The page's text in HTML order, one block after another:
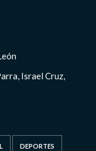
Israel Cruz,
DEPORTES